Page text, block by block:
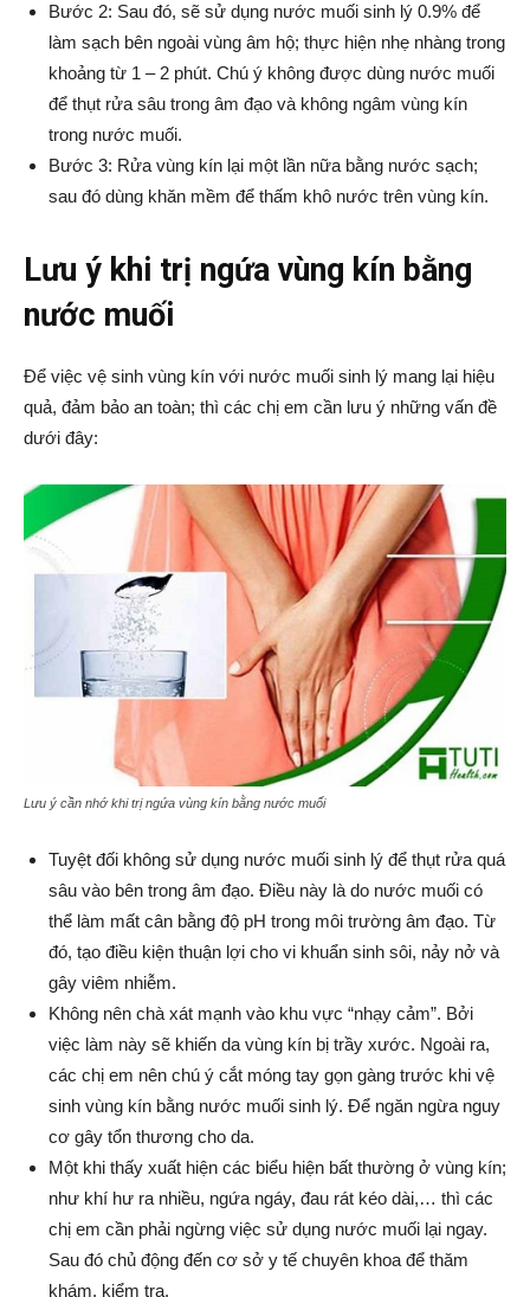
Bước 2: Sau đó, sẽ sử dụng nước muối sinh lý 0.9% để
làm sạch bên ngoài vùng âm hộ; thực hiện nhẹ nhàng trong
khoảng từ 1 – 2 phút. Chú ý không được dùng nước muối
để thụt rửa sâu trong âm đạo và không ngâm vùng kín
trong nước muối.
Bước 3: Rửa vùng kín lại một lần nữa bằng nước sạch;
sau đó dùng khăn mềm để thấm khô nước trên vùng kín.
Lưu ý khi trị ngứa vùng kín bằng
nước muối
Để việc vệ sinh vùng kín với nước muối sinh lý mang lại hiệu
quả, đảm bảo an toàn; thì các chị em cần lưu ý những vấn đề
dưới đây:
Lưu ý cần nhớ khi trị ngứa vùng kín bằng nước muối
Tuyệt đối không sử dụng nước muối sinh lý để thụt rửa quá
sâu vào bên trong âm đạo. Điều này là do nước muối có
thể làm mất cân bằng độ pH trong môi trường âm đạo. Từ
đó, tạo điều kiện thuận lợi cho vi khuẩn sinh sôi, nảy nở và
gây viêm nhiễm.
Không nên chà xát mạnh vào khu vực “nhạy cảm”. Bởi
việc làm này sẽ khiến da vùng kín bị trầy xước. Ngoài ra,
các chị em nên chú ý cắt móng tay gọn gàng trước khi vệ
sinh vùng kín bằng nước muối sinh lý. Để ngăn ngừa nguy
cơ gây tổn thương cho da.
Một khi thấy xuất hiện các biểu hiện bất thường ở vùng kín;
như khí hư ra nhiều, ngứa ngáy, đau rát kéo dài,… thì các
chị em cần phải ngừng việc sử dụng nước muối lại ngay.
Sau đó chủ động đến cơ sở y tế chuyên khoa để thăm
khám, kiểm tra.